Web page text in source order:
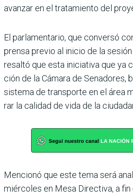
avan­zar en el tratamiento del
El parlamentario, que con­versó
prensa previo al inicio de la
resaltó que esta iniciativa que ya
ción de la Cámara de Sena­dores,
sistema de transporte en el área
rar la calidad de vida de la
Mencionó que este tema será
miércoles en Mesa Directiva, a